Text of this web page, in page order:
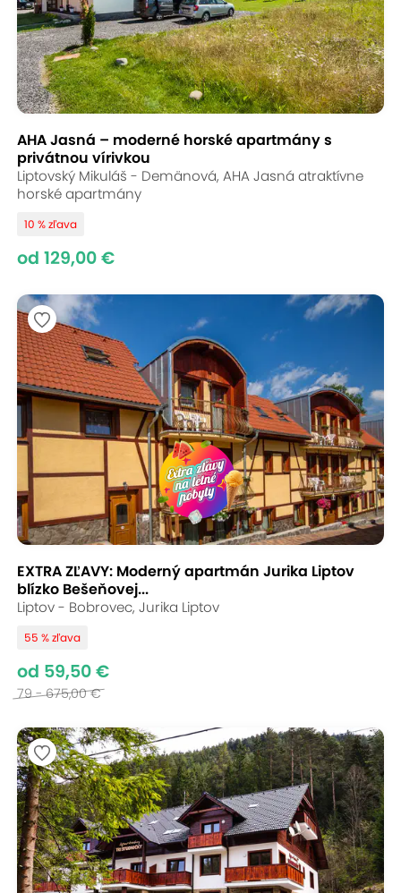
AHA Jasná – moderné horské apartmány s
privátnou vírivkou
Liptovský Mikuláš - Demänová, AHA Jasná atraktívne
horské apartmány
10 % zľava
od 129,00 €
EXTRA ZĽAVY: Moderný apartmán Jurika Liptov
blízko Bešeňovej...
Liptov - Bobrovec, Jurika Liptov
55 % zľava
od 59,50 €
79 - 675,00 €